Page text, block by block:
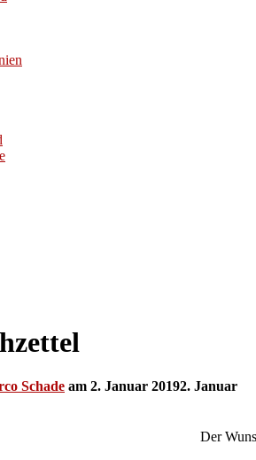
Schade am 2. Januar 20192. Januar
Der